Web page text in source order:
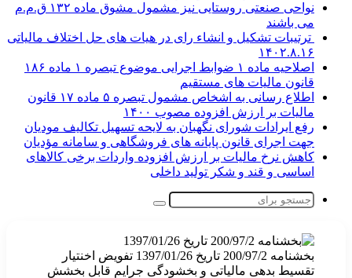
نواحی صنعتی روستایی نیز مشمول مشوق ماده ۱۳۲ ق.م.م
می باشند
ترتیبات تشکیل و انشاء رای در هیات های حل اختلاف مالیاتی
۱۴۰۲.۸.۱۶
اصلاحیه ماده ۱ ضوابط اجرایی موضوع تبصره ۱ ماده ۱۸۶
قانون مالیات های مستقیم
اطلاع رسانی به اشخاص مشمول تبصره ۵ ماده ۱۷ قانون
مالیات بر ارزش افزوده مصوب ۱۴۰۰
رفع ایرادات شورای نگهبان به لایحه تسهیل تکالیف مودیان
جهت اجرای قانون پایانه های فروشگاهی و سامانه مؤدیان
کاهش نرخ مالیات بر ارزش افزوده واردات برخی کالاهای
اساسی و قند و شکر تولید داخلی
جستجو
بخشنامه 200/97/2 تاریخ 1397/01/26 تفویض اخنتیار
تقسیط بدهی مالیاتی و بخشودگی جرایم قابل بخشش